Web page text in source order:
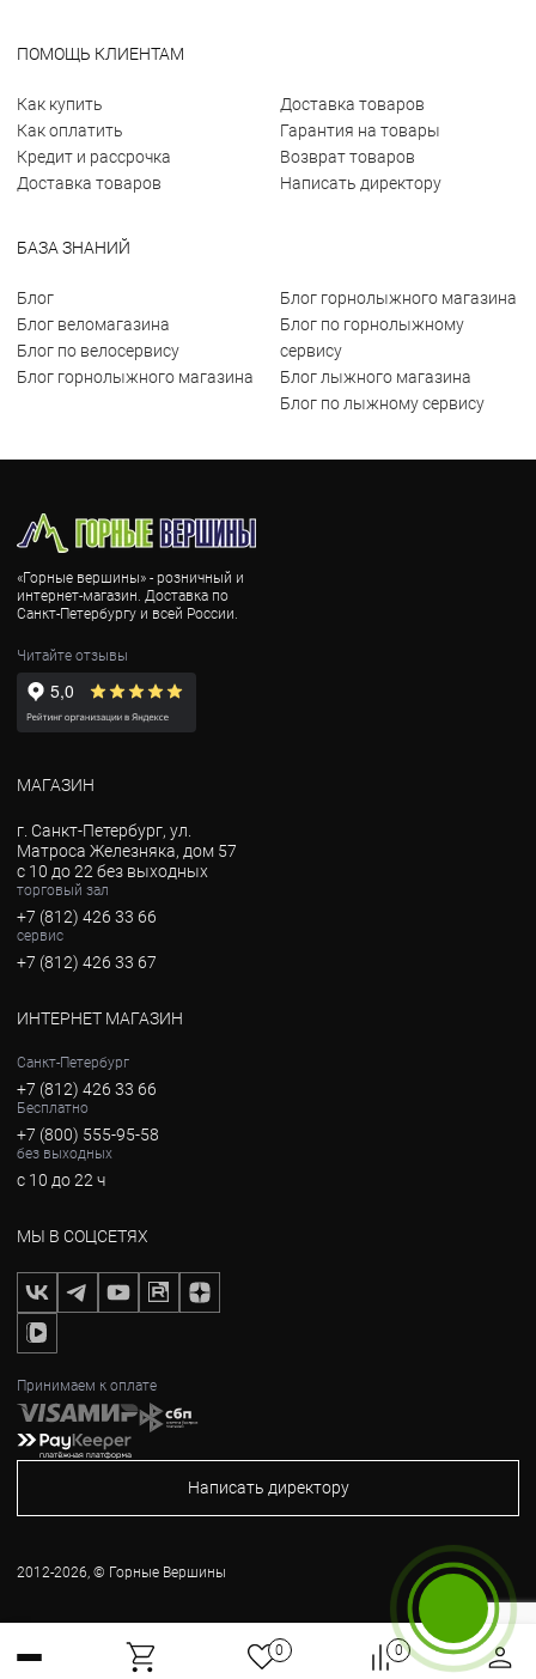
ПОМОЩЬ КЛИЕНТАМ
Как купить
Как оплатить
Кредит и рассрочка
Доставка товаров
Доставка товаров
Гарантия на товары
Возврат товаров
Написать директору
БАЗА ЗНАНИЙ
Блог
Блог веломагазина
Блог по велосервису
Блог горнолыжного магазина
Блог горнолыжного магазина
Блог по горнолыжному
сервису
Блог лыжного магазина
Блог по лыжному сервису
«Горные вершины» - розничный и
интернет-магазин. Доставка по
Санкт-Петербургу и всей России.
Читайте отзывы
МАГАЗИН
г. Санкт-Петербург, ул.
Матроса Железняка, дом 57
с 10 до 22 без выходных
торговый зал
+7 (812) 426 33 66
сервис
+7 (812) 426 33 67
ИНТЕРНЕТ МАГАЗИН
Санкт-Петербург
+7 (812) 426 33 66
Бесплатно
+7 (800) 555-95-58
без выходных
с 10 до 22 ч
МЫ В СОЦСЕТЯХ
Принимаем к оплате
Написать директору
2012-2026, © Горные Вершины
0 0
Бесплатный звонок